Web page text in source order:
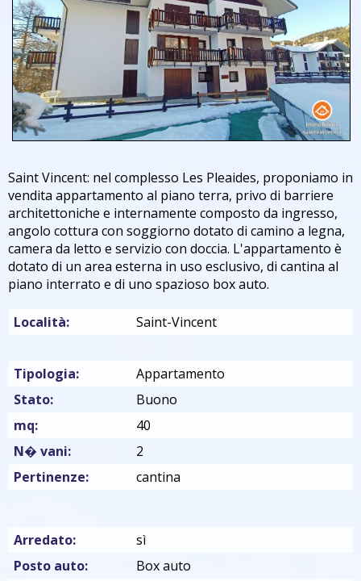
Saint Vincent: nel complesso Les Pleaides, proponiamo in
vendita appartamento al piano terra, privo di barriere
architettoniche e internamente composto da ingresso,
angolo cottura con soggiorno dotato di camino a legna,
camera da letto e servizio con doccia. L'appartamento è
dotato di un area esterna in uso esclusivo, di cantina al
piano interrato e di uno spazioso box auto.
Località: Saint-Vincent
Tipologia:
Appartamento
Stato:
Buono
mq:
40
N� vani:
2
Pertinenze:
cantina
Arredato:
sì
Posto auto:
Box auto